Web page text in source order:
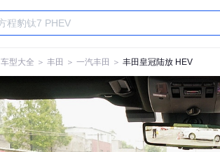
车型大全 ＞ 丰田 ＞ 一汽丰田 ＞ 丰田皇冠陆放 HEV